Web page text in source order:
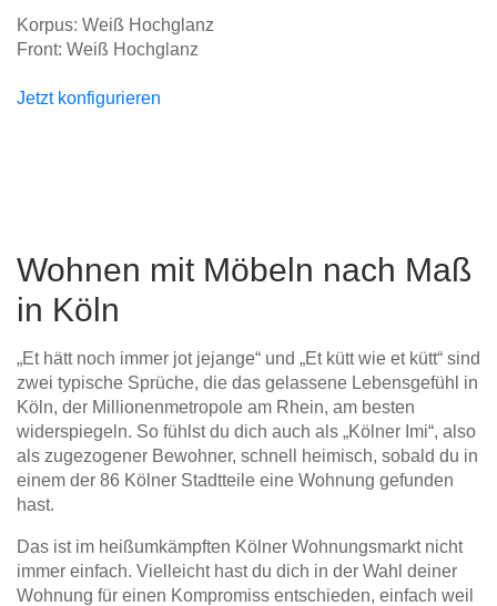
Korpus: Weiß Hochglanz
Front: Weiß Hochglanz
Jetzt konfigurieren
Wohnen mit Möbeln nach Maß
in Köln
„Et hätt noch immer jot jejange“ und „Et kütt wie et kütt“ sind
zwei typische Sprüche, die das gelassene Lebensgefühl in
Köln, der Millionenmetropole am Rhein, am besten
widerspiegeln. So fühlst du dich auch als „Kölner Imi“, also
als zugezogener Bewohner, schnell heimisch, sobald du in
einem der 86 Kölner Stadtteile eine Wohnung gefunden
hast.
Das ist im heißumkämpften Kölner Wohnungsmarkt nicht
immer einfach. Vielleicht hast du dich in der Wahl deiner
Wohnung für einen Kompromiss entschieden, einfach weil